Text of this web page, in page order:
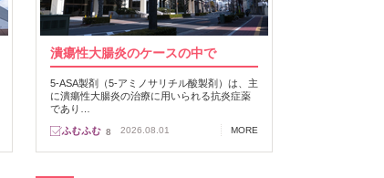
潰瘍性大腸炎のケースの中で
5-ASA製剤（5-アミノサリチル酸製剤）は、主
に潰瘍性大腸炎の治療に用いられる抗炎症薬
であり…
8 2026.08.01 MORE